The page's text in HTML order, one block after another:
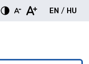
EN
English
/ HU